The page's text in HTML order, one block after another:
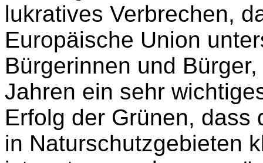
lukratives Verbrechen,
Europäische Union
Bürgerinnen und
Jahren ein sehr
Erfolg der Grünen, dass
in Naturschutzgebieten